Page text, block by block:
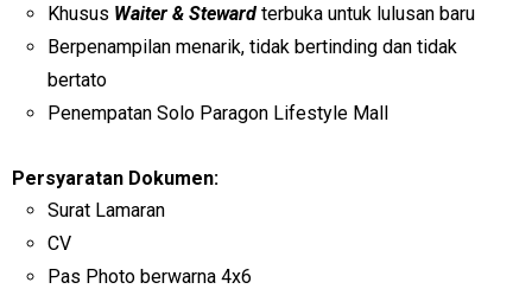
Khusus Waiter & Steward terbuka untuk lulusan baru
Berpenampilan menarik, tidak bertinding dan tidak
bertato
Penempatan Solo Paragon Lifestyle Mall
Persyaratan Dokumen:
Surat Lamaran
CV
Pas Photo berwarna 4x6